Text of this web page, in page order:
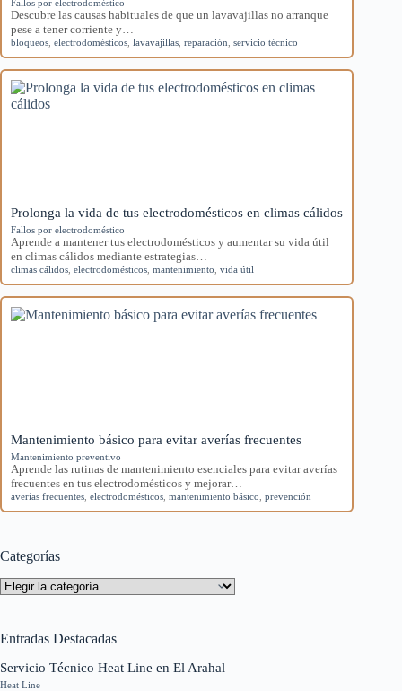
Fallos por electrodoméstico
Descubre las causas habituales de que un lavavajillas no arranque
pese a tener corriente y…
bloqueos electrodomésticos lavavajillas reparación servicio técnico
Prolonga la vida de tus electrodomésticos en climas cálidos
Fallos por electrodoméstico
Aprende a mantener tus electrodomésticos y aumentar su vida útil
en climas cálidos mediante estrategias…
climas cálidos electrodomésticos mantenimiento vida útil
Mantenimiento básico para evitar averías frecuentes
Mantenimiento preventivo
Aprende las rutinas de mantenimiento esenciales para evitar averías
frecuentes en tus electrodomésticos y mejorar…
averías frecuentes electrodomésticos mantenimiento básico prevención
Categorías
Categorías
Entradas Destacadas
Servicio Técnico Heat Line en El Arahal
Heat Line